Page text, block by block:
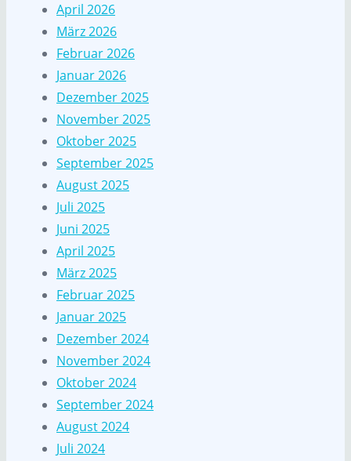
April 2026
März 2026
Februar 2026
Januar 2026
Dezember 2025
November 2025
Oktober 2025
September 2025
August 2025
Juli 2025
Juni 2025
April 2025
März 2025
Februar 2025
Januar 2025
Dezember 2024
November 2024
Oktober 2024
September 2024
August 2024
Juli 2024